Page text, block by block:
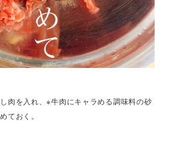
肉を入れ、※牛肉にキャラめる調味料の砂
ておく。